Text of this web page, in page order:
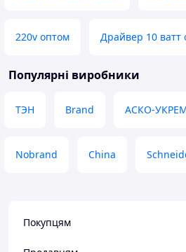
220v оптом Драйвер 10 ватт
Популярні виробники
ТЭН Brand АСКО-
Nobrand China
Покупцям